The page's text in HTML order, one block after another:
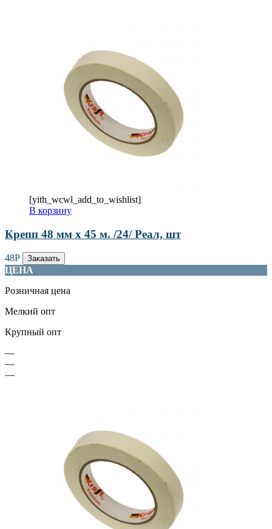
[yith_wcwl_add_to_wishlist]
В корзину
Крепп 48 мм х 45 м. /24/ Реал, шт
48Р Заказать
ЦЕНА
Розничная цена
Мелкий опт
Крупный опт
—
—
—